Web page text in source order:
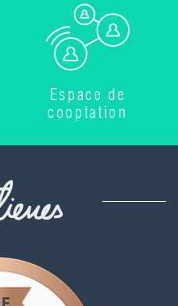
Espace de
cooptation